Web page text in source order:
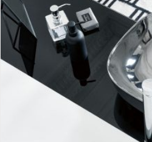
با انواع روشویی فلزی بثکو
بلاگ